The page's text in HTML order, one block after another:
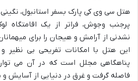
هتل سی وی کی پارک بسفر استانبول،
پرجنب وجوش، فراتر از یک اقامتگاه
نشدنی از آرامش و هیجان را برای
این هتل با امکانات تفریحی بی نظیر
پناهگاهی مجلل است که در آن می
فاصله گرفت و غرق در دنیایی از آسایش